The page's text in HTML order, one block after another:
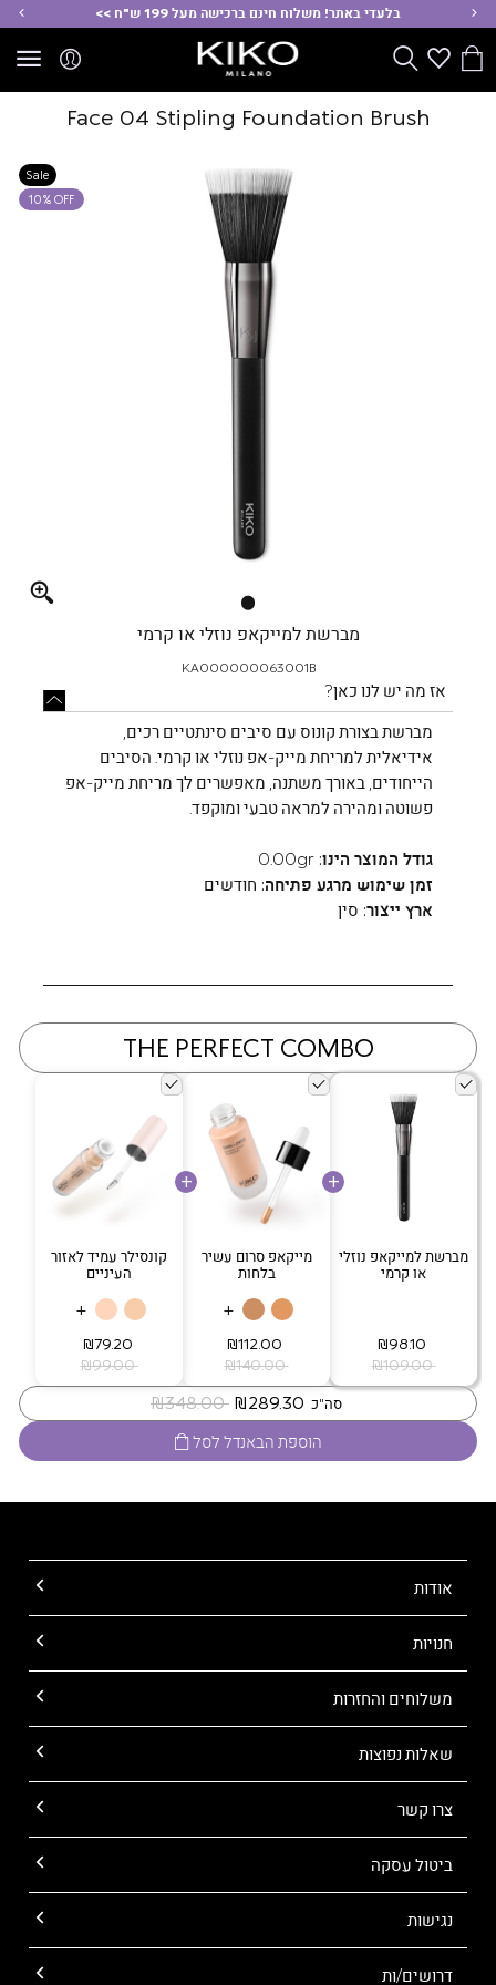
בלעדי באתר! משלוח חינם ברכישה מעל 199 ש"ח >>
הסל
Wishlistחפש
Full
Sale
10% OFF
Face 04 Stipling Foundation Brush
מברשת למייקאפ נוזלי או קרמי
KA000000063001B
אז מה יש לנו כאן?
מברשת בצורת קונוס עם סיבים סינתטיים רכים,
אידיאלית למריחת מייק-אפ נוזלי או קרמי. הסיבים
הייחודים, באורך משתנה, מאפשרים לך מריחת מייק-אפ
פשוטה ומהירה למראה טבעי ומוקפד.
גודל המוצר הינו:0.00gr
זמן שימוש מרגע פתיחה: חודשים
ארץ ייצור: סין
מברשת למייקאפ נוזלי
או קרמי
‏ ₪109.00
מייקאפ סרום עשיר
בלחות
+
‏ ₪140.00
קונסילר עמיד לאזור
העיניים
+
‏ ₪99.00
THE PERFECT COMBO
סה"כ ‏ ₪348.00
הוספת הבאנדל לסל
אודות
חנויות
משלוחים והחזרות
שאלות נפוצות
צרו קשר
ביטול עסקה
נגישות
דרושים/ות